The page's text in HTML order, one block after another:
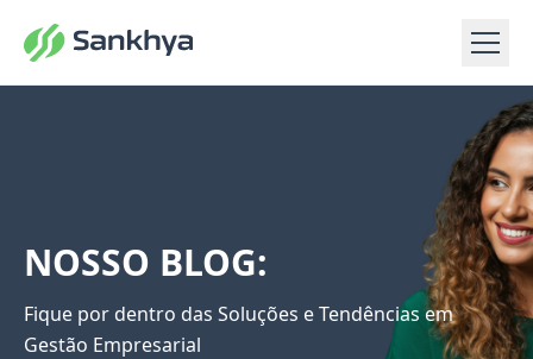
NOSSO BLOG:
Fique por dentro das Soluções e Tendências em
Gestão Empresarial